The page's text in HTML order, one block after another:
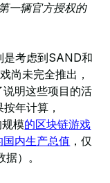
一辆官方授权的
是考虑到SAND和
尚未完全推出，
明这些项目的活
年计算，
模的区块链游戏
内生产总值 ，仅
）。